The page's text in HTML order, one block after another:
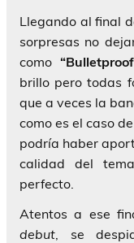
Llegando al final
sorpresas no
como
brillo pero todas
que a veces la
como es el caso
podría haber
calidad del
perfecto.
Atentos a ese
debut , se